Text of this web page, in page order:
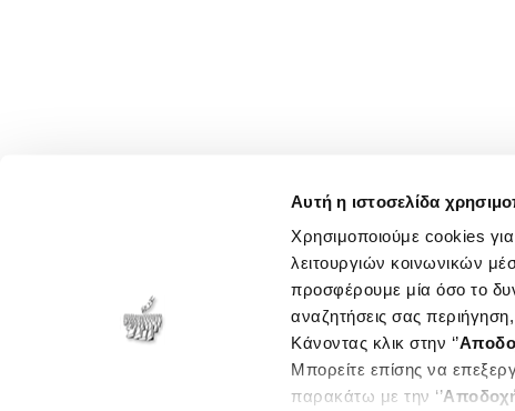
Αυτή η ιστοσελίδα
Χρησιμοποιούμε cookies
λειτουργιών κοινωνικών
προσφέρουμε μία όσο το
αναζητήσεις σας
Κάνοντας κλικ στην ‘’
Μπορείτε επίσης να
παρακάτω με την ‘’